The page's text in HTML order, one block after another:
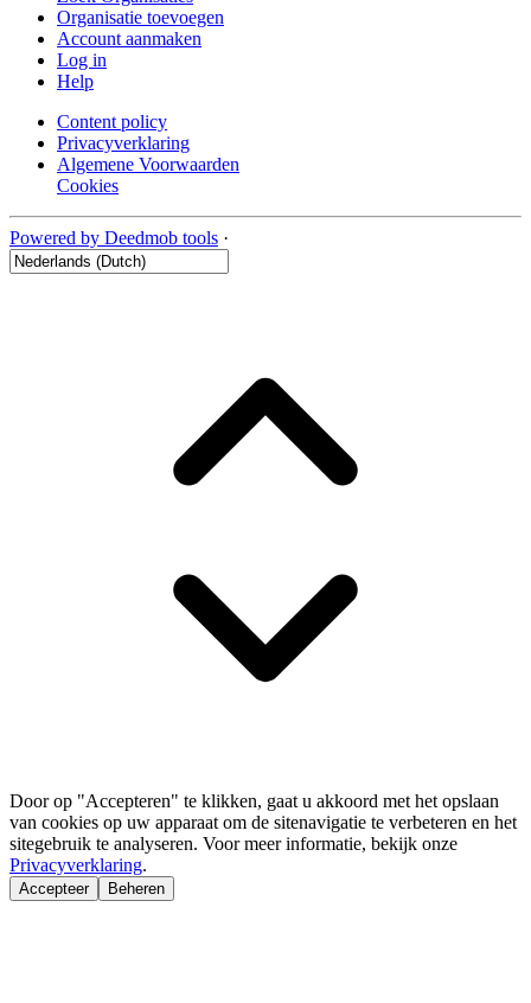
Organisatie toevoegen
Account aanmaken
Log in
Help
Content policy
Privacyverklaring
Algemene Voorwaarden
Cookies
Powered by Deedmob tools ·
Door op "Accepteren" te klikken, gaat u akkoord met het opslaan
van cookies op uw apparaat om de sitenavigatie te verbeteren en het
sitegebruik te analyseren. Voor meer informatie, bekijk onze
Privacyverklaring.
Accepteer Beheren